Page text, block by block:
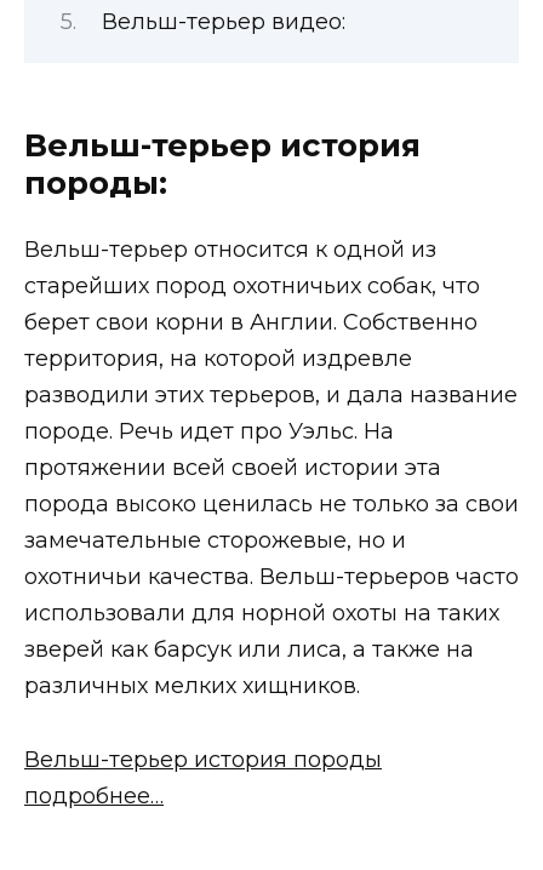
Вельш-терьер видео:
Вельш-терьер история
породы:
Вельш-терьер относится к одной из
старейших пород охотничьих собак, что
берет свои корни в Англии. Собственно
территория, на которой издревле
разводили этих терьеров, и дала название
породе. Речь идет про Уэльс. На
протяжении всей своей истории эта
порода высоко ценилась не только за свои
замечательные сторожевые, но и
охотничьи качества. Вельш-терьеров часто
использовали для норной охоты на таких
зверей как барсук или лиса, а также на
различных мелких хищников.
Вельш-терьер история породы
подробнее…